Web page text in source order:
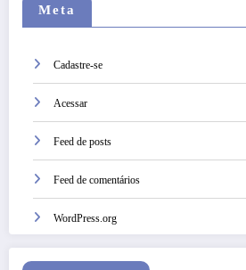
Meta
Cadastre-se
Acessar
Feed de posts
Feed de comentários
WordPress.org